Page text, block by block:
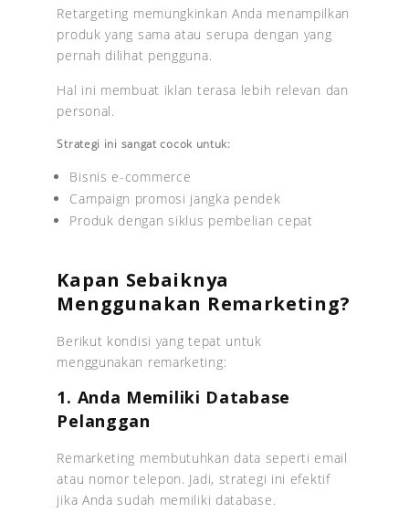
Retargeting memungkinkan Anda menampilkan
produk yang sama atau serupa dengan yang
pernah dilihat pengguna.
Hal ini membuat iklan terasa lebih relevan dan
personal.
Strategi ini sangat cocok untuk:
Bisnis e-commerce
Campaign promosi jangka pendek
Produk dengan siklus pembelian cepat
Kapan Sebaiknya
Menggunakan Remarketing?
Berikut kondisi yang tepat untuk
menggunakan remarketing:
1. Anda Memiliki Database
Pelanggan
Remarketing membutuhkan data seperti email
atau nomor telepon. Jadi, strategi ini efektif
jika Anda sudah memiliki database.